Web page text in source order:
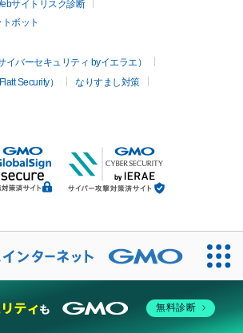
サイトリスク診断
ボット
バーセキュリティ byイエラエ）
Security）
なりすまし対策
無料診断